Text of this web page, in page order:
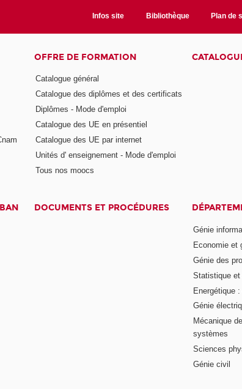
Infos site Bibliothèque Plan de
OFFRE DE FORMATION
Catalogue général
Catalogue des diplômes et des certificats
Diplômes - Mode d'emploi
Catalogue des UE en présentiel
Catalogue des UE par internet
Unités d' enseignement - Mode d'emploi
Tous nos moocs
DOCUMENTS ET PROCÉDURES
Génie
Economie et
Génie des
Statistique et
Energétique
Génie
Mécanique
systèmes
Sciences
Génie civil